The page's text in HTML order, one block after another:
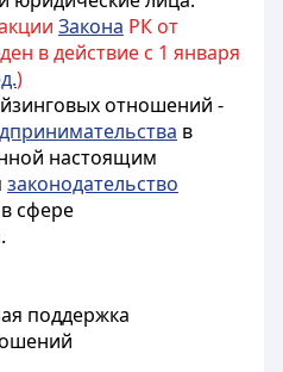
Закона РК от
в действие с 1 января
)
отношений -
в
настоящим
законодательство
сфере
поддержка